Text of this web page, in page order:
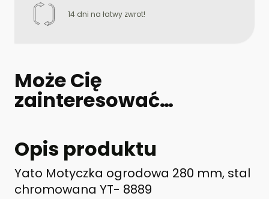
14 dni na łatwy zwrot!
Może Cię
zainteresować…
Opis produktu
Yato Motyczka ogrodowa 280 mm, stal
chromowana YT- 8889